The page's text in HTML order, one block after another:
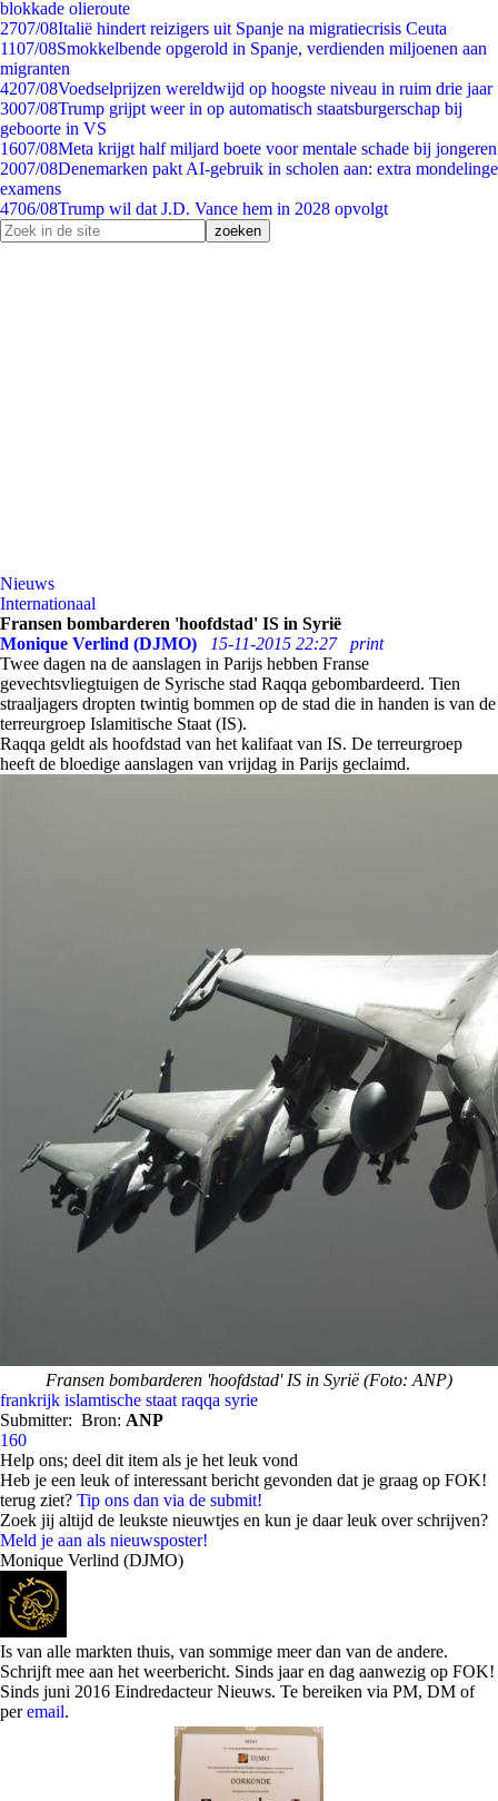
blokkade olieroute
2707/08Italië hindert reizigers uit Spanje na migratiecrisis Ceuta
1107/08Smokkelbende opgerold in Spanje, verdienden miljoenen aan
migranten
4207/08Voedselprijzen wereldwijd op hoogste niveau in ruim drie jaar
3007/08Trump grijpt weer in op automatisch staatsburgerschap bij
geboorte in VS
1607/08Meta krijgt half miljard boete voor mentale schade bij jongeren
2007/08Denemarken pakt AI-gebruik in scholen aan: extra mondelinge
examens
4706/08Trump wil dat J.D. Vance hem in 2028 opvolgt
Nieuws
Internationaal
Fransen bombarderen 'hoofdstad' IS in Syrië
Monique Verlind (DJMO)
15-11-2015 22:27
print
Twee dagen na de aanslagen in Parijs hebben Franse
gevechtsvliegtuigen de Syrische stad Raqqa gebombardeerd. Tien
straaljagers dropten twintig bommen op de stad die in handen is van de
terreurgroep Islamitische Staat (IS).
Raqqa geldt als hoofdstad van het kalifaat van IS. De terreurgroep
heeft de bloedige aanslagen van vrijdag in Parijs geclaimd.
Fransen bombarderen 'hoofdstad' IS in Syrië (Foto: ANP)
frankrijk islamtische staat raqqa syrie
Submitter: Bron: ANP
160
Help ons; deel dit item als je het leuk vond
Heb je een leuk of interessant bericht gevonden dat je graag op FOK!
terug ziet? Tip ons dan via de submit!
Zoek jij altijd de leukste nieuwtjes en kun je daar leuk over schrijven?
Meld je aan als nieuwsposter!
Monique Verlind (DJMO)
Is van alle markten thuis, van sommige meer dan van de andere.
Schrijft mee aan het weerbericht. Sinds jaar en dag aanwezig op FOK!
Sinds juni 2016 Eindredacteur Nieuws. Te bereiken via PM, DM of
peremail.